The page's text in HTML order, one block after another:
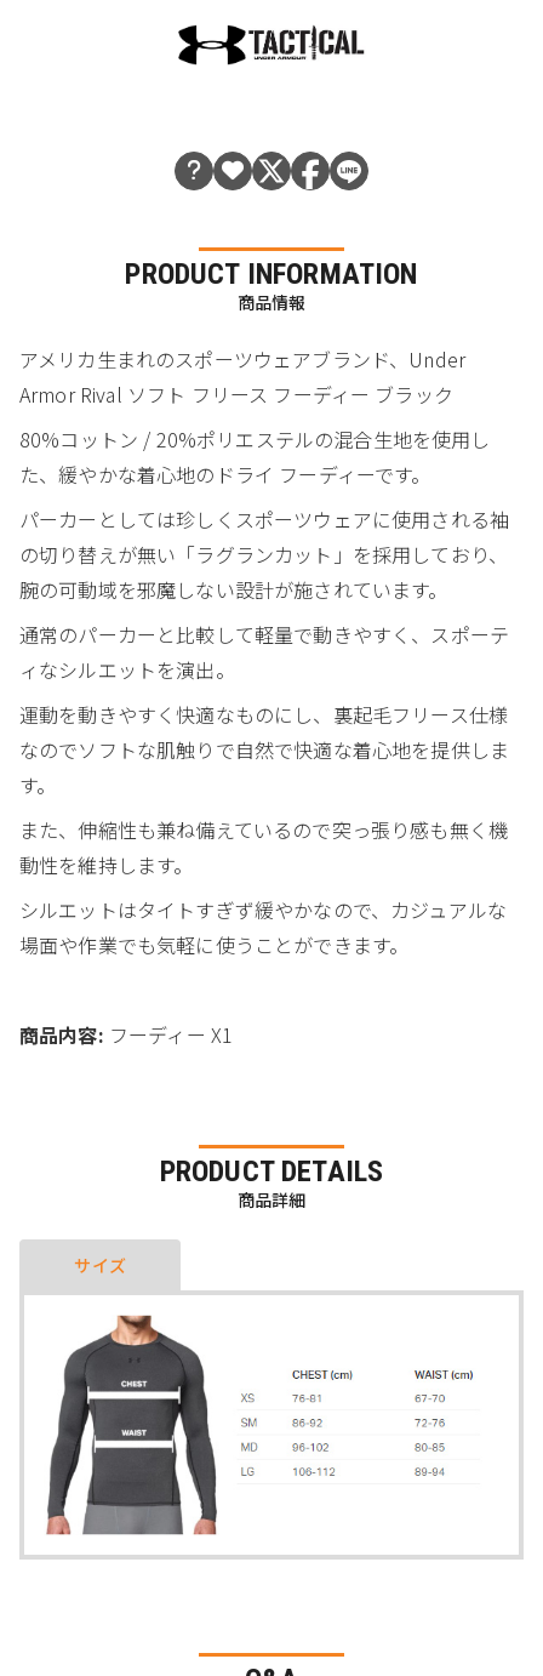
PRODUCT INFORMATION
商品情報
アメリカ生まれのスポーツウェアブランド、Under
Armor Rival ソフト フリース フーディー ブラック
80%コットン / 20%ポリエステルの混合生地を使用し
た、緩やかな着心地のドライ フーディーです。
パーカーとしては珍しくスポーツウェアに使用される袖
の切り替えが無い「ラグランカット」を採用しており、
腕の可動域を邪魔しない設計が施されています。
通常のパーカーと比較して軽量で動きやすく、スポーテ
ィなシルエットを演出。
運動を動きやすく快適なものにし、裏起毛フリース仕様
なのでソフトな肌触りで自然で快適な着心地を提供しま
す。
また、伸縮性も兼ね備えているので突っ張り感も無く機
動性を維持します。
シルエットはタイトすぎず緩やかなので、カジュアルな
場面や作業でも気軽に使うことができます。
商品内容: フーディー X1
PRODUCT DETAILS
商品詳細
サイズ